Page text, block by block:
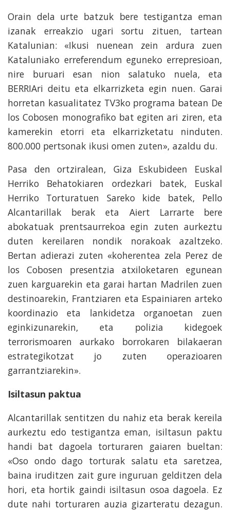
Orain dela urte batzuk bere testigantza eman
izanak erreakzio ugari sortu zituen, tartean
Katalunian: «Ikusi nuenean zein ardura zuen
Kataluniako erreferendum eguneko errepresioan,
nire buruari esan nion salatuko nuela, eta
BERRIAri deitu eta elkarrizketa egin nuen. Garai
horretan kasualitatez TV3ko programa batean De
los Cobosen monografiko bat egiten ari ziren, eta
kamerekin etorri eta elkarrizketatu ninduten.
800.000 pertsonak ikusi omen zuten», azaldu du.
Pasa den ortziralean, Giza Eskubideen Euskal
Herriko Behatokiaren ordezkari batek, Euskal
Herriko Torturatuen Sareko kide batek, Pello
Alcantarillak berak eta Aiert Larrarte bere
abokatuak prentsaurrekoa egin zuten aurkeztu
duten kereilaren nondik norakoak azaltzeko.
Bertan adierazi zuten «koherentea zela Perez de
los Cobosen presentzia atxiloketaren egunean
zuen karguarekin eta garai hartan Madrilen zuen
destinoarekin, Frantziaren eta Espainiaren arteko
koordinazio eta lankidetza organoetan zuen
eginkizunarekin, eta polizia kidegoek
terrorismoaren aurkako borrokaren bilakaeran
estrategikotzat jo zuten operazioaren
garrantziarekin».
Isiltasun paktua
Alcantarillak sentitzen du nahiz eta berak kereila
aurkeztu edo testigantza eman, isiltasun paktu
handi bat dagoela torturaren gaiaren bueltan:
«Oso ondo dago torturak salatu eta saretzea,
baina iruditzen zait gure inguruan gelditzen dela
hori, eta hortik gaindi isiltasun osoa dagoela. Ez
dute nahi torturaren auzia gizarteratu dezagun.